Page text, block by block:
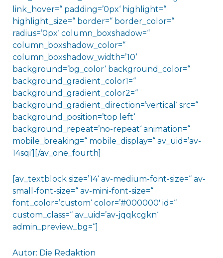
link_hover=“ padding=’0px‘ highlight=“
highlight_size=“ border=“ border_color=“
radius=’0px‘ column_boxshadow=“
column_boxshadow_color=“
column_boxshadow_width=’10‘
background=’bg_color‘ background_color=“
background_gradient_color1=“
background_gradient_color2=“
background_gradient_direction=’vertical‘ src=“
background_position=’top left‘
background_repeat=’no-repeat‘ animation=“
mobile_breaking=“ mobile_display=“ av_uid=’av-
14sqi‘][/av_one_fourth]
[av_textblock size=’14‘ av-medium-font-size=“ av-
small-font-size=“ av-mini-font-size=“
font_color=’custom‘ color=’#000000′ id=“
custom_class=“ av_uid=’av-jqqkcgkn‘
admin_preview_bg=“]
Autor: Die Redaktion